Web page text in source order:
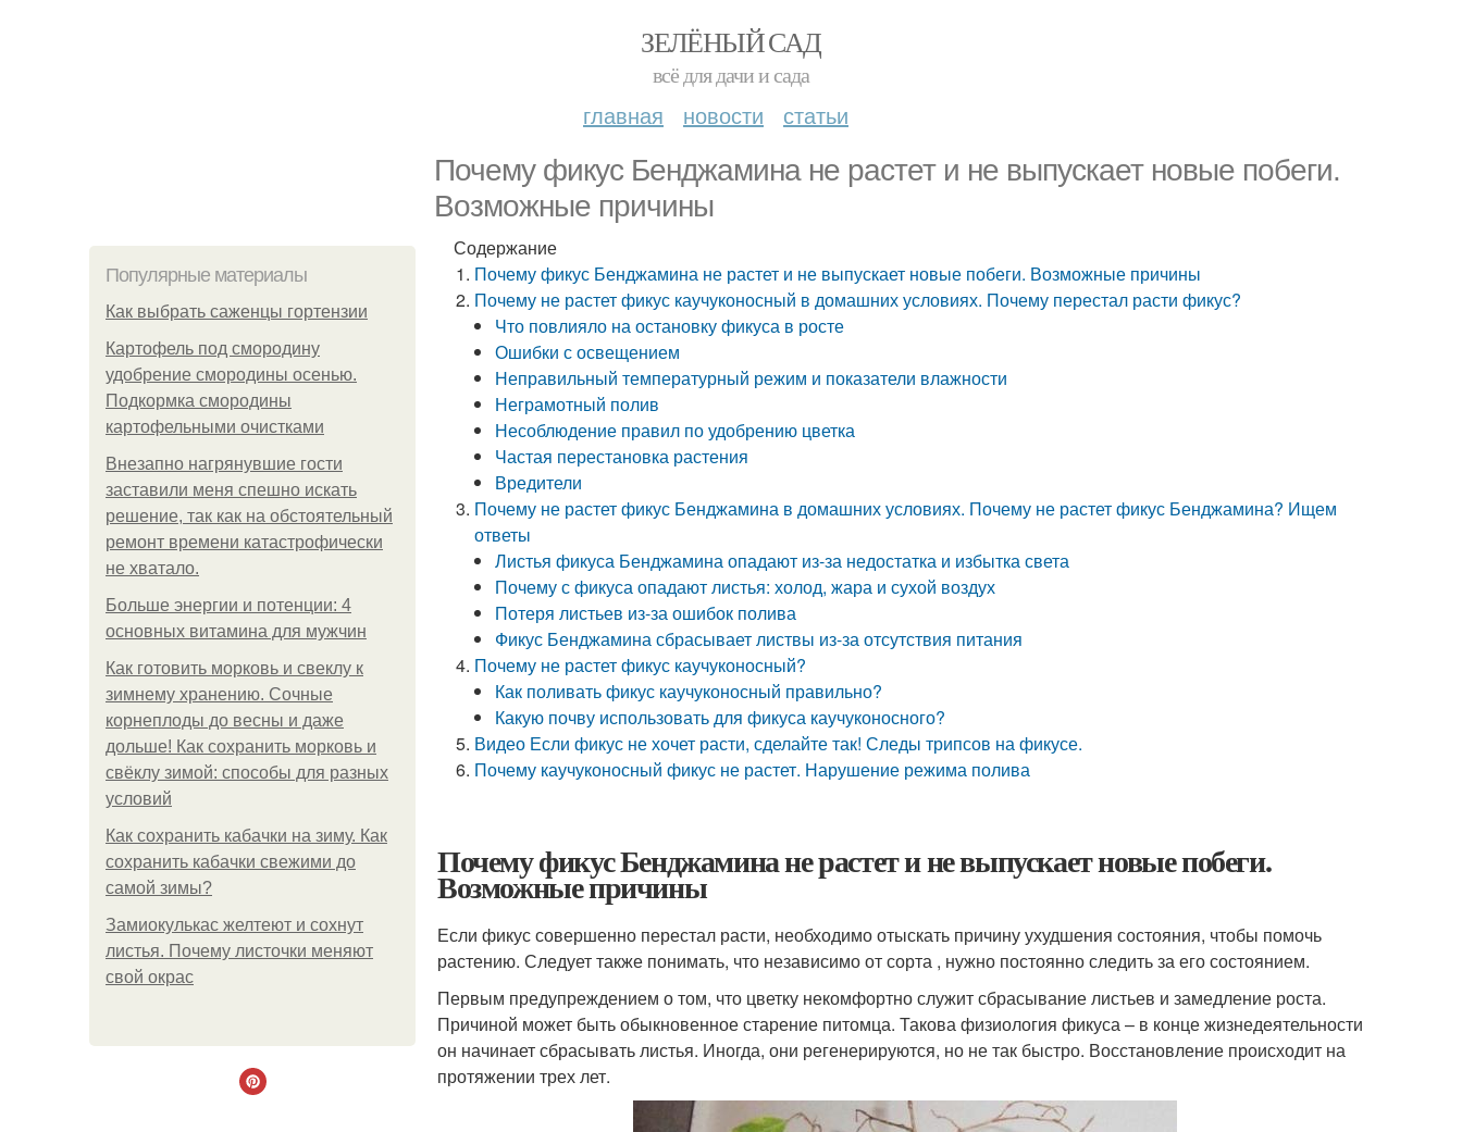
ЗЕЛЁНЫЙ САД
всё для дачи и сада
главная новости статьи
Почему фикус Бенджамина не растет и не выпускает новые побеги.
Возможные причины
Популярные материалы
Как выбрать саженцы гортензии
Картофель под смородину
удобрение смородины осенью.
Подкормка смородины
картофельными очистками
Внезапно нагрянувшие гости
заставили меня спешно искать
решение, так как на обстоятельный
ремонт времени катастрофически
не хватало.
Больше энергии и потенции: 4
основных витамина для мужчин
Как готовить морковь и свеклу к
зимнему хранению. Сочные
корнеплоды до весны и даже
дольше! Как сохранить морковь и
свёклу зимой: способы для разных
условий
Как сохранить кабачки на зиму. Как
сохранить кабачки свежими до
самой зимы?
Замиокулькас желтеют и сохнут
листья. Почему листочки меняют
свой окрас
Содержание
Почему фикус Бенджамина не растет и не выпускает новые побеги. Возможные причины
Почему не растет фикус каучуконосный в домашних условиях. Почему перестал расти фикус?
Что повлияло на остановку фикуса в росте
Ошибки с освещением
Неправильный температурный режим и показатели влажности
Неграмотный полив
Несоблюдение правил по удобрению цветка
Частая перестановка растения
Вредители
Почему не растет фикус Бенджамина в домашних условиях. Почему не растет фикус Бенджамина? Ищем
ответы
Листья фикуса Бенджамина опадают из-за недостатка и избытка света
Почему с фикуса опадают листья: холод, жара и сухой воздух
Потеря листьев из-за ошибок полива
Фикус Бенджамина сбрасывает листвы из-за отсутствия питания
Почему не растет фикус каучуконосный?
Как поливать фикус каучуконосный правильно?
Какую почву использовать для фикуса каучуконосного?
Видео Если фикус не хочет расти, сделайте так! Следы трипсов на фикусе.
Почему каучуконосный фикус не растет. Нарушение режима полива
Почему фикус Бенджамина не растет и не выпускает новые побеги.
Возможные причины
Если фикус совершенно перестал расти, необходимо отыскать причину ухудшения состояния, чтобы помочь
растению. Следует также понимать, что независимо от сорта , нужно постоянно следить за его состоянием.
Первым предупреждением о том, что цветку некомфортно служит сбрасывание листьев и замедление роста.
Причиной может быть обыкновенное старение питомца. Такова физиология фикуса – в конце жизнедеятельности
он начинает сбрасывать листья. Иногда, они регенерируются, но не так быстро. Восстановление происходит на
протяжении трех лет.